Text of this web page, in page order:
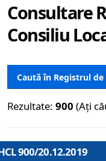
Consultare
Consiliu
Caută în Registrul
Rezultate: 900 (Ați
900/20.12.2019